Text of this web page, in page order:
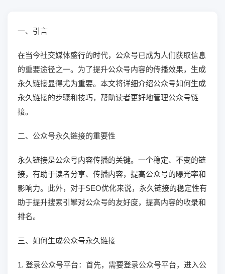
一、引言
在当今社交媒体盛行的时代，公众号已成为人们获取信息
的重要途径之一。为了提升公众号内容的传播效果，生成
永久链接显得尤为重要。本文将详细介绍公众号如何生成
永久链接的步骤和技巧，帮助读者更好地管理公众号链
接。
二、公众号永久链接的重要性
永久链接是公众号内容传播的关键。一个稳定、不变的链
接，有助于读者分享、传播内容，提高公众号的曝光率和
影响力。此外，对于SEO优化来说，永久链接的稳定性有
助于提升搜索引擎对公众号的友好度，提高内容的收录和
排名。
三、如何生成公众号永久链接
1. 登录公众号平台：首先，需要登录公众号平台，进入公